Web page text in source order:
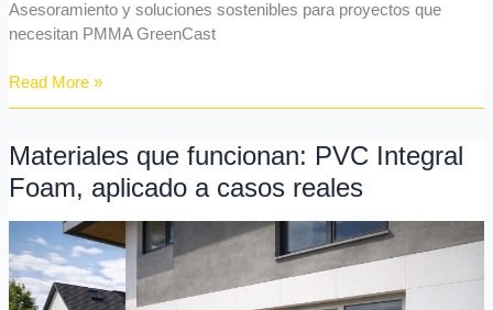
Asesoramiento y soluciones sostenibles para proyectos que
necesitan PMMA GreenCast
Read More »
Materiales que funcionan: PVC Integral
Foam, aplicado a casos reales
Materiales
que
funcionan:
PVC
Integral
Foam,
aplicado